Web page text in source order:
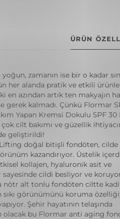
ÜRÜN
zamanın ise bir o kadar
her alanda pratik ve etkili
en azından artık ten makyajın
gerek kalmadı. Çünkü Flormar
Yapan Kremsi Dokulu SPF 30
çok cilt bakımı ve güzellik
geliştirildi!
doğal bitişli fondöten, cilde
kazandırıyor. Üstelik
kollajen, hyaluronik asit ve
cildi besliyor ve
nötr alt tonlu fondöten ciltte
sıkı görünümünü koruma
Şehir hayatının telaşında
olacak bu Flormar anti aging